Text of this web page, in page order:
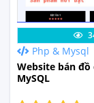
Lưu
Php & Mysql
Website bán đồ
MySQL